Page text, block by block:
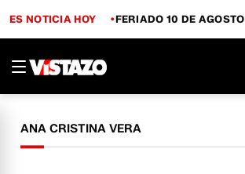
ES NOTICIA HOY FERIADO 10 DE AGOSTO
ANA CRISTINA VERA